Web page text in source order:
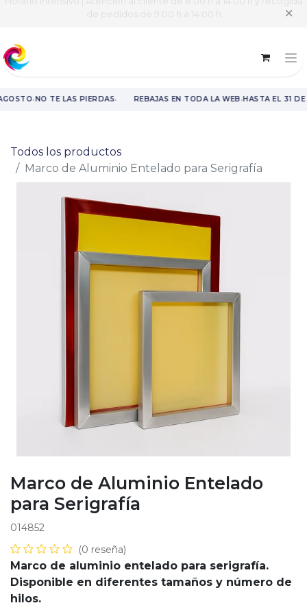
Horario intensivo | Atención al cliente de 8:00 h a 14:00 h y recogida
de pedidos de 9:00 h a 14:00 h
✕
·NO TE LAS PIERDAS· REBAJAS EN TODA LA WEB·HASTA EL 31 DE
Todos los productos
Marco de Aluminio Entelado para Serigrafía
Marco de Aluminio Entelado
para Serigrafía
014852
(0 reseña)
Marco de aluminio entelado para serigrafía.
Disponible en diferentes tamaños y número de
hilos.